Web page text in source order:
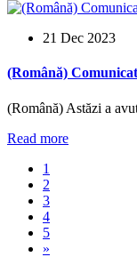
21 Dec 2023
(Română)
(Română) Astăzi a
Read more
1
2
3
4
5
»